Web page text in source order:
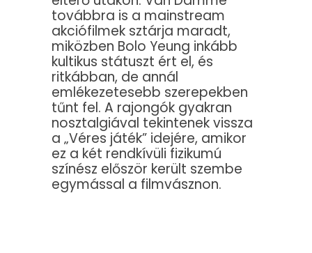
továbbra is a mainstream
akciófilmek sztárja maradt,
miközben Bolo Yeung inkább
kultikus státuszt ért el, és
ritkábban, de annál
emlékezetesebb szerepekben
tűnt fel. A rajongók gyakran
nosztalgiával tekintenek vissza
a „Véres játék” idejére, amikor
ez a két rendkívüli fizikumú
színész először került szembe
egymással a filmvásznon.